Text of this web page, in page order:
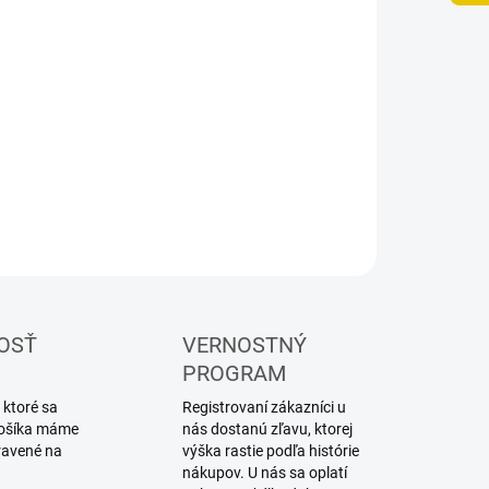
ktoré sa
máme
na
VERNOSTNÝ
PROGRAM
Registrovaní zákazníci u
nás dostanú zľavu, ktorej
výška rastie podľa histórie
nákupov. U nás sa oplatí